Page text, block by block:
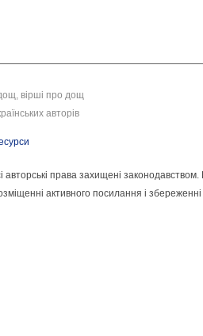
вірші про дощ
авторів
права захищені
активного посилання і